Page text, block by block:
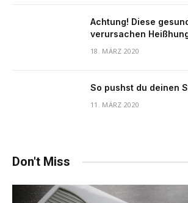
Achtung! Diese
verursachen
18. MÄRZ 2020
So pushst du deinen
11. MÄRZ 2020
Don't Miss